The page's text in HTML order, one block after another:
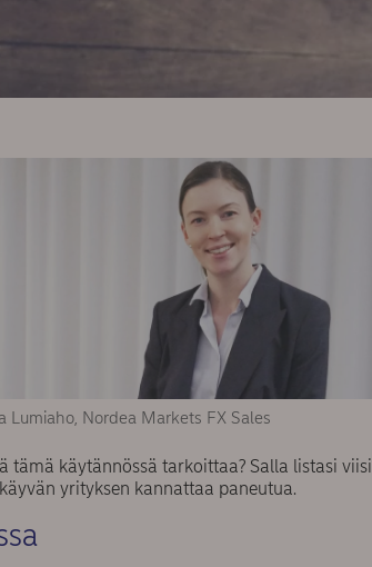
Lumiaho, Nordea Markets FX Sales
käytännössä tarkoittaa? Salla listasi viisi
yrityksen kannattaa paneutua.